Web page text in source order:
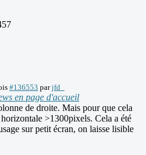
#136553 parjfd_
en page d'accueil
de droite. Mais pour que cela
>1300pixels. Cela a été
sur petit écran, on laisse lisible